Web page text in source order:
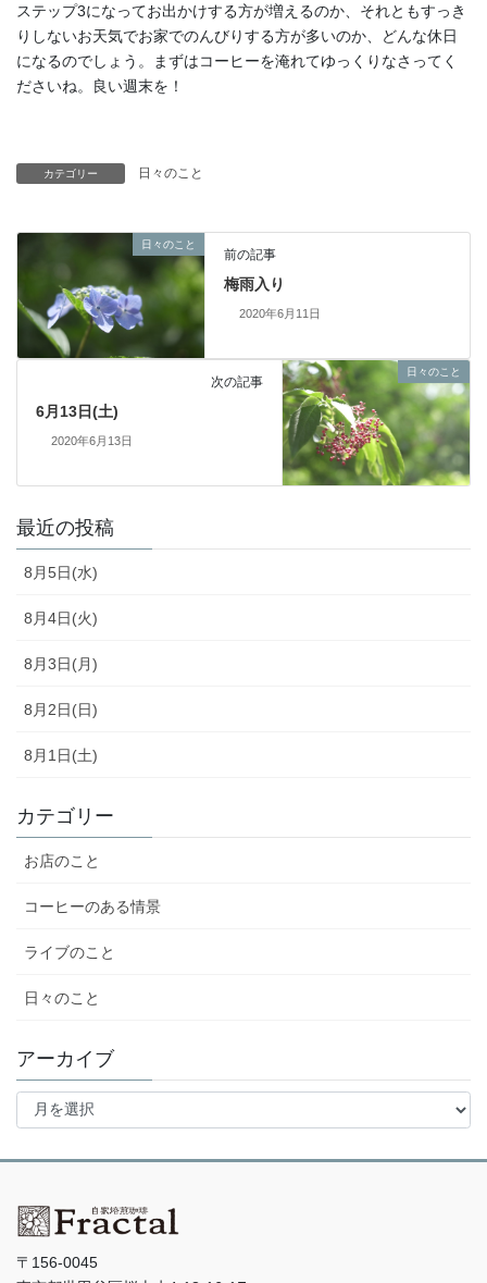
ステップ3になってお出かけする方が増えるのか、それともすっき
りしないお天気でお家でのんびりする方が多いのか、どんな休日
になるのでしょう。まずはコーヒーを淹れてゆっくりなさってく
ださいね。良い週末を！
カテゴリー 日々のこと
日々のこと
前の記事
梅雨入り
2020年6月11日
日々のこと
次の記事
6月13日(土)
2020年6月13日
最近の投稿
8月5日(水)
8月4日(火)
8月3日(月)
8月2日(日)
8月1日(土)
カテゴリー
お店のこと
コーヒーのある情景
ライブのこと
日々のこと
アーカイブ
ア
イ
〒156-0045